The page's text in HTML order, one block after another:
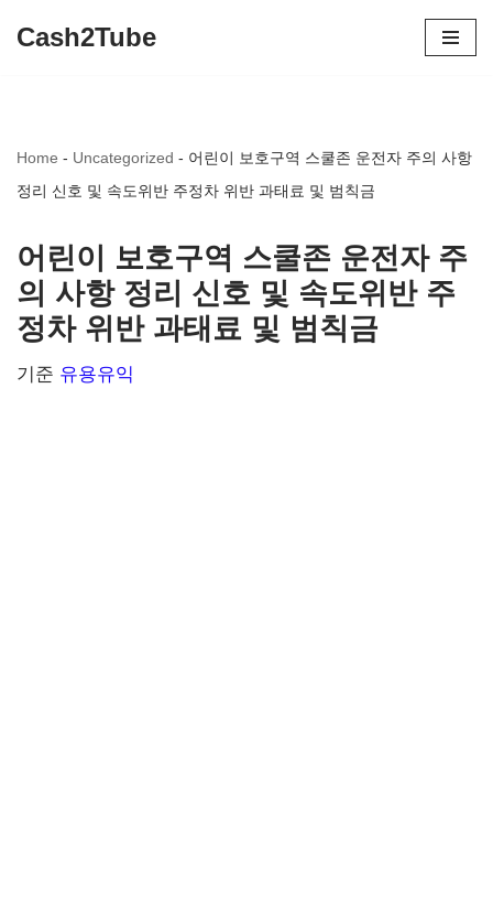
로
건
뛰
기
Cash2Tube
Home - Uncategorized - 어린이 보호구역 스쿨존 운전자 주의 사항
정리 신호 및 속도위반 주정차 위반 과태료 및 범칙금
어린이 보호구역 스쿨존 운전자 주
의 사항 정리 신호 및 속도위반 주
정차 위반 과태료 및 범칙금
기준 유용유익